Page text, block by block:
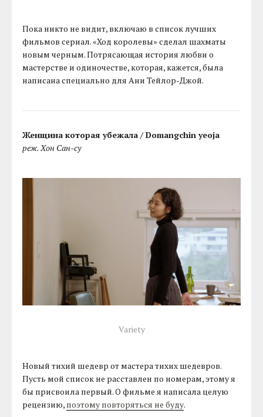
Пока никто не видит, включаю в список лучших
фильмов сериал. «Ход королевы» сделал шахматы
новым черным. Потрясающая история любви о
мастерстве и одиночестве, которая, кажется, была
написана специально для Ани Тейлор-Джой.
Женщина которая убежала / Domangchin yeoja
реж. Хон Сан-су
Variety
Новый тихий шедевр от мастера тихих шедевров.
Пусть мой список не расставлен по номерам, этому я
бы присвоила первый. О фильме я написала целую
рецензию, поэтому повторяться не буду.